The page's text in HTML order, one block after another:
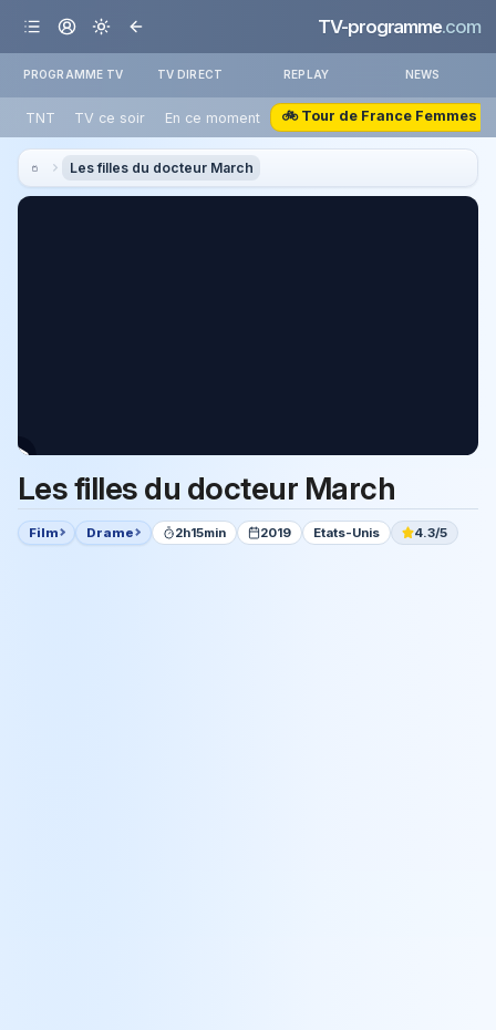
TV-programme.com
PROGRAMME TV TV DIRECT REPLAY NEWS
TNT TV ce soir En ce moment 🚲 Tour de France Femmes
Les filles du docteur March
Les filles du docteur March
Film Drame 2h15min 2019 Etats-Unis 4.3/5